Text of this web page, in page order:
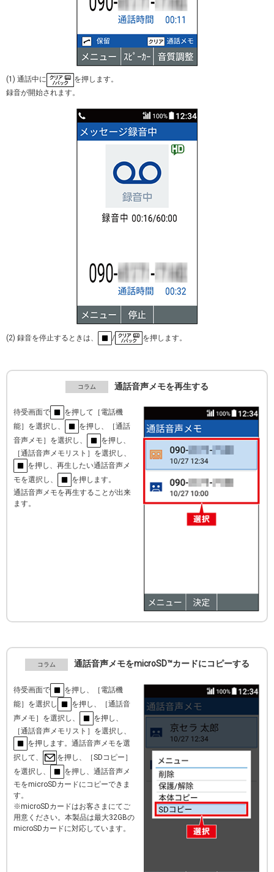
(1) 通話中に
を押します。
録音が開始されます。
(2) 録音を停止するときは、 / を押します。
通話音声メモを再生する
待受画面で
を押して［電話機
能］を選択し、
を押し、［通話
音声メモ］を選択し、
を押し、
［通話音声メモリスト］を選択し、
を押し、再生したい通話音声メ
モを選択し、
を押します。
通話音声メモを再生することが出来
ます。
通話音声メモをmicroSD™カードにコピーする
待受画面で
を押し、［電話機
能］を選択し
を押し、［通話音
声メモ］を選択し、
を押し、
［通話音声メモリスト］を選択し、
を押します。通話音声メモを選
択して、
を押し、［SDコピー］
を選択し、
を押し、通話音声メ
モをmicroSDカードにコピーできま
す。
※microSDカードはお客さまにてご
用意ください。本製品は最大32GBの
microSDカードに対応しています。